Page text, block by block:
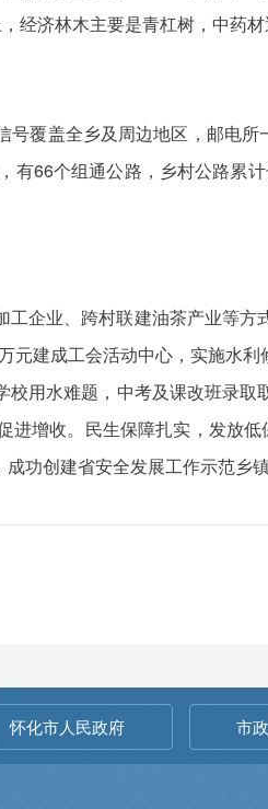
经济林木主要是青杠树，中药材
号覆盖全乡及周边地区，邮电
有66个组通公路，乡村公路累
企业、跨村联建油茶产业等
元建成工会活动中心，实施水
用水难题，中考及课改班录
进增收。民生保障扎实，发放
功创建省安全发展工作示范乡镇
怀化市人民政府 市